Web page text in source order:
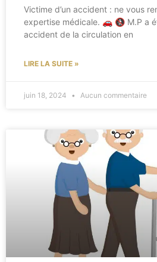
Victime d’un accident : ne vous
expertise médicale. 🚗 🚷 M.P a
accident de la circulation en
LIRE LA SUITE »
juin 18, 2024 Aucun commentaire